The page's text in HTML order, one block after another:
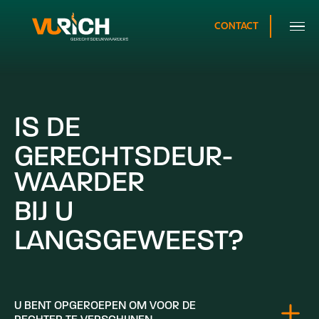
CONTACT
IS DE
GERECHTS­­DEUR­­
WAAR­DER
BIJ U
LANGS­GEWEEST?
U BENT OP­­GEROEPEN OM VOOR DE